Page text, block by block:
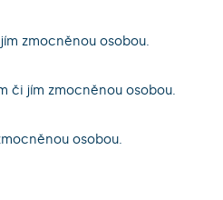
zmocněnou osobou.
či jím zmocněnou osobou.
osobou.